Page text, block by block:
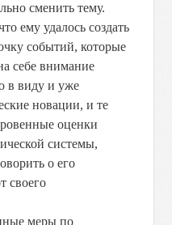
сменить тему.
ему удалось создать
событий, которые
себе внимание
в виду и уже
новации, и те
оценки
системы,
о его
своего
меры по